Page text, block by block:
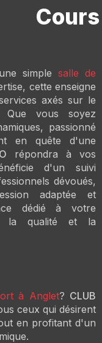
simple salle de
cette enseigne
axés sur le
Que vous soyez
passionné
en quête d'une
répondra à vos
d'un suivi
dévoués,
adaptée et
dédié à votre
la qualité et la
à Anglet? CLUB
ceux qui désirent
en profitant d'un